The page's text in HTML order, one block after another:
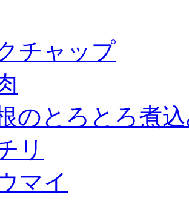
チャップ
のとろとろ煮
リ
マイ